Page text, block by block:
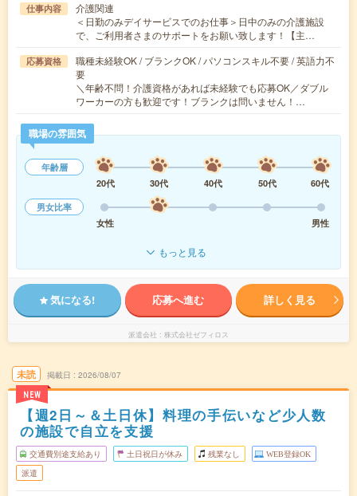
仕事内容
介護関連
＜日勤のみデイサービスでのお仕事＞日中のみの介護施設
で、ご利用者さまのサポートをお願い致します！【主…
応募資格
職種未経験OK / ブランクOK / パソコンスキル不要 / 英語力不
要
＼年齢不問！介護資格があれば未経験でも応募OK／ダブル
ワーカーの方も歓迎です！ブランクは問いません！…
職場の雰囲気
年齢層
20代
30代 40代 50代
60代
男女比率
女性
男性
もっと見る
気になる! 応募へ進む 詳しく見る
派遣会社 株式会社ゼフィロス
未読
NEW
掲載日 2026/08/07
【週2日～＆土日休】料理の手伝いなど少人数
の施設で自立を支援
交通費別途支給あり 土日祝日が休み 残業なし WEB登録OK
派遣